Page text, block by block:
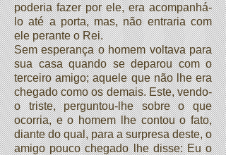
poderia fazer por ele, era acompanhá-
lo até a porta, mas, não entraria com
ele perante o Rei.
Sem esperança o homem voltava para
sua casa quando se deparou com o
terceiro amigo; aquele que não lhe era
chegado como os demais. Este, vendo-
o triste, perguntou-lhe sobre o que
ocorria, e o homem lhe contou o fato,
diante do qual, para a surpresa deste, o
amigo pouco chegado lhe disse: Eu o